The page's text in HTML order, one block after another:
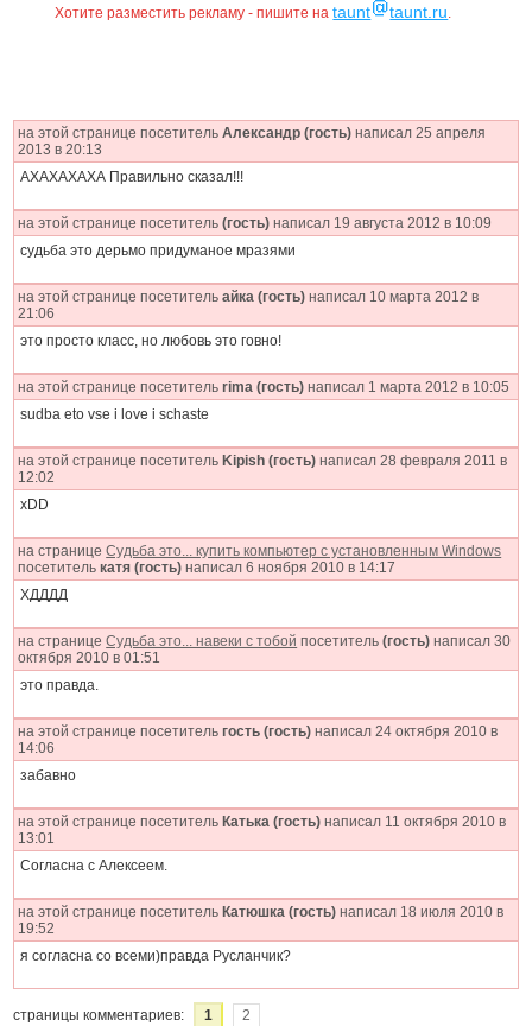
Хотите разместить рекламу - пишите наtaunt taunt.ru.
на этой странице посетительАлександр (гость) написал 25 апреля
2013 в 20:13
АХАХАХАХА Правильно сказал!!!
на этой странице посетитель(гость) написал 19 августа 2012 в 10:09
судьба это дерьмо придуманое мразями
на этой странице посетительайка (гость) написал 10 марта 2012 в
21:06
это просто класс, но любовь это говно!
на этой странице посетительrima (гость) написал 1 марта 2012 в 10:05
sudba eto vse i love i schaste
на этой странице посетитель Kipish (гость) написал 28 февраля 2011 в
12:02
xDD
на страницеСудьба это... купить компьютер с установленным Windows
посетителькатя (гость) написал 6 ноября 2010 в 14:17
ХДДДД
на страницеСудьба это... навеки с тобой посетитель(гость) написал 30
октября 2010 в 01:51
это правда.
на этой странице посетительгость (гость) написал 24 октября 2010 в
14:06
забавно
на этой странице посетитель Катька (гость) написал 11 октября 2010 в
13:01
Согласна с Алексеем.
на этой странице посетитель Катюшка (гость) написал 18 июля 2010 в
19:52
я согласна со всеми)правда Русланчик?
страницы комментариев: 1 2